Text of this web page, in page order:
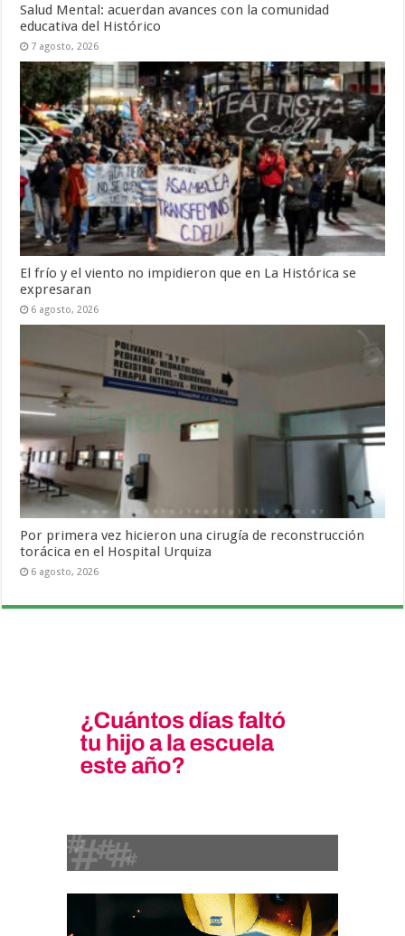
Salud Mental: acuerdan avances con la comunidad
educativa del Histórico
7 agosto, 2026
El frío y el viento no impidieron que en La Histórica se
expresaran
6 agosto, 2026
Por primera vez hicieron una cirugía de reconstrucción
torácica en el Hospital Urquiza
6 agosto, 2026